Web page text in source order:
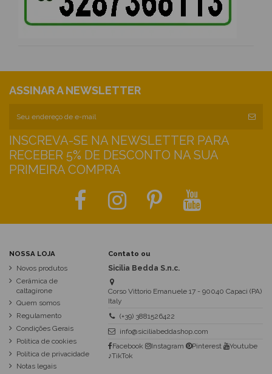
ASSINAR A NEWSLETTER
INSCREVA-SE NA NEWSLETTER PARA
RECEBER 5% DE DESCONTO NA SUA
PRIMEIRA COMPRA
NOSSA LOJA
Novos produtos
Cerâmica de
caltagirone
Quem somos
Regulamento
Condições Gerais
Política de cookies
Política de privacidade
Notas legais
Contato ou
Sicilia Bedda S.n.c.
Corso Vittorio Emanuele 17 - 90040 Capaci (PA)
Italy
(+39) 3881526422
info@siciliabeddashop.com
Facebook
Instagram Pinterest
Youtube
♪TikTok